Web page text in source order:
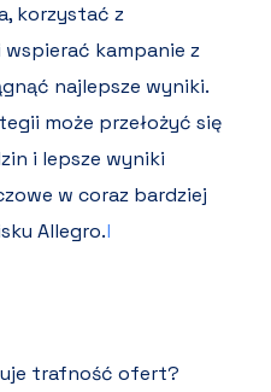
korzystać z
kampanie z
najlepsze wyniki.
może przełożyć się
i lepsze wyniki
w coraz bardziej
Allegro.l
trafność ofert?